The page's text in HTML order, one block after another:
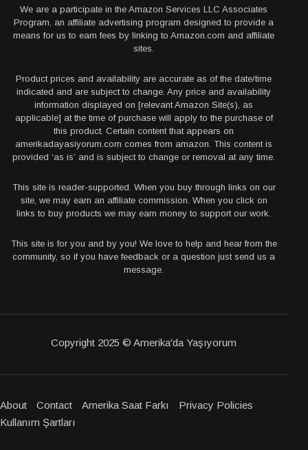
We are a participate in the Amazon Services LLC Associates
Program, an affiliate advertising program designed to provide a
means for us to earn fees by linking to Amazon.com and affiliate
sites.
Product prices and availability are accurate as of the date/time
indicated and are subject to change. Any price and availability
information displayed on [relevant Amazon Site(s), as
applicable] at the time of purchase will apply to the purchase of
this product. Certain content that appears on
amerikadayasiyorum.com comes from amazon. This content is
provided ‘as is’ and is subject to change or removal at any time.
This site is reader-supported. When you buy through links on our
site, we may earn an affiliate commission. When you click on
links to buy products we may earn money to support our work.
This site is for you and by you! We love to help and hear from the
community, so if you have feedback or a question just send us a
message.
Copyright 2025 © Amerika'da Yaşıyorum
About Contact Amerika Saat Farkı
Privacy Policies
Kullanım Şartları